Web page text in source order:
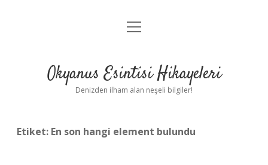
Anasayfa
Yasal Uyarı
menüyü
Okyanus Esintisi Hikayeleri
Denizden ilham alan neşeli bilgiler!
Etiket: En son hangi element bulundu